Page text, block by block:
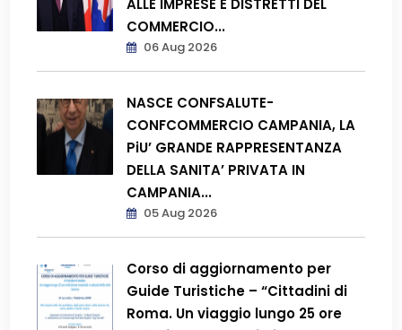
ALLE IMPRESE E DISTRETTI DEL
COMMERCIO...
06 Aug 2026
NASCE CONFSALUTE-
CONFCOMMERCIO CAMPANIA, LA
PiU’ GRANDE RAPPRESENTANZA
DELLA SANITA’ PRIVATA IN
CAMPANIA...
05 Aug 2026
Corso di aggiornamento per
Guide Turistiche – “Cittadini di
Roma. Un viaggio lungo 25 ore